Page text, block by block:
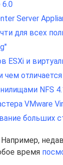
6.0
Server
для всех
ESXi и
чем
NFS
VMware
больших
время